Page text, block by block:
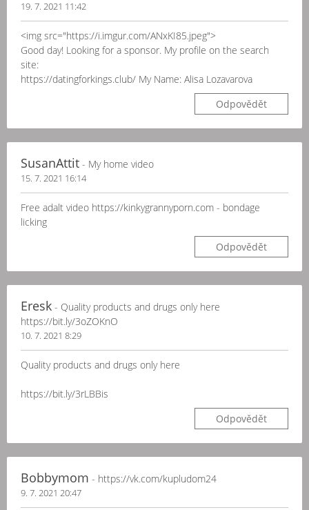
19. 7. 2021 11:42
<img src="https://i.imgur.com/ANxKI85.jpeg">
Good day! Looking for a sponsor. My profile on the search
site:
https://datingforkings.club/ My Name: Alisa Lozavarova
Odpovědět
SusanAttit - My home video
15. 7. 2021 16:14
Free adalt video https://kinkygrannyporn.com - bondage
licking
Odpovědět
Eresk - Quality products and drugs only here
https://bit.ly/3oZOKnO
10. 7. 2021 8:29
Quality products and drugs only here
https://bit.ly/3rLBBis
Odpovědět
Bobbymom - https://vk.com/kupludom24
9. 7. 2021 20:47